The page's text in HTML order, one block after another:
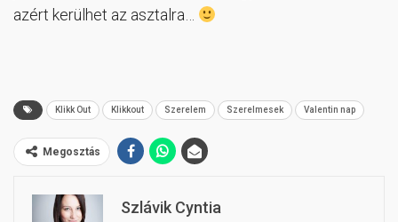
azért kerülhet az asztalra…
Klikk Out Klikkout Szerelem Szerelmesek Valentin nap
Megosztás
Szlávik Cyntia